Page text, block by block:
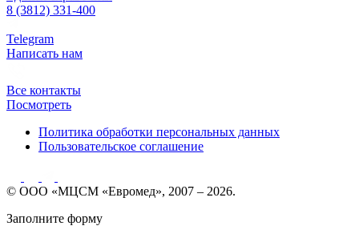
8 (3812) 331-400
Telegram
Написать нам
Все контакты
Посмотреть
Политика обработки персональных данных
Пользовательское соглашение
© ООО «МЦСМ «Евромед», 2007 – 2026.
Заполните форму